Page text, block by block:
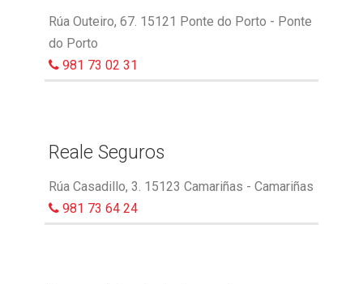
Rúa Outeiro, 67. 15121 Ponte do Porto - Ponte
do Porto
981 73 02 31
Reale Seguros
Rúa Casadillo, 3. 15123 Camariñas - Camariñas
981 73 64 24